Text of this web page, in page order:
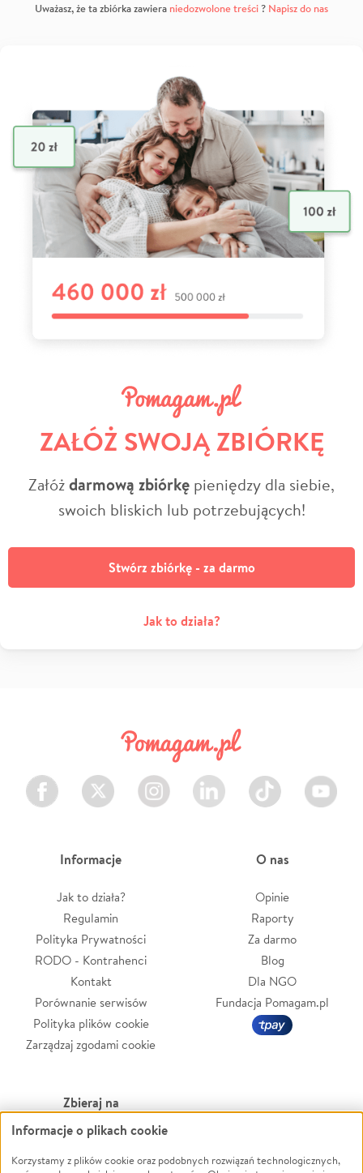
Uważasz, że ta zbiórka zawiera niedozwolone treści? Napisz do nas
ZAŁÓŻ SWOJĄ ZBIÓRKĘ
Załóżdarmową zbiórkę pieniędzy dla siebie,
swoich bliskich lub potrzebujących!
Stwórz zbiórkę - za darmo
Jak to działa?
Facebook Twitter Instagram LinkedIn TikTok Youtube
Informacje
Jak to działa?
Regulamin
Polityka Prywatności
RODO - Kontrahenci
Kontakt
Porównanie serwisów
Polityka plików cookie
Zarządzaj zgodami cookie
O nas
Opinie
Raporty
Za darmo
Blog
Dla NGO
Fundacja Pomagam.pl
Zbieraj na
Leczenie
Zwierzęta
Powódź
Informacje o plikach cookie
Korzystamy z plików cookie oraz podobnych rozwiązań technologicznych,